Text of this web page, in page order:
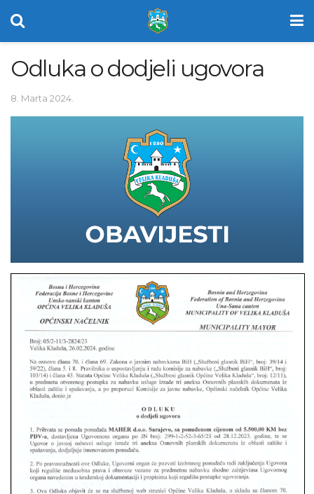
Odluka o dodjeli ugovora
8. Marta 2024.